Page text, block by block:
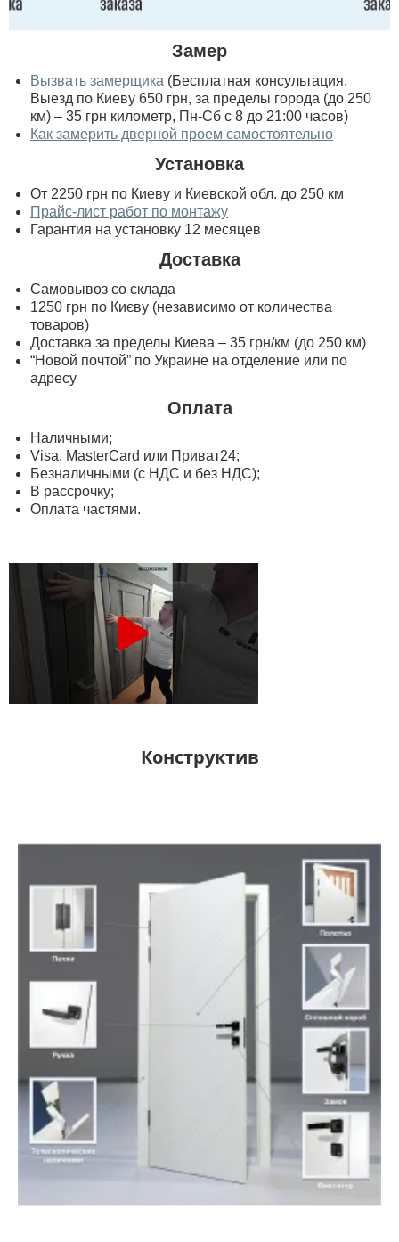
Замер
Вызвать замерщика (Бесплатная консультация.
Выезд по Киеву 650 грн, за пределы города (до 250
км) – 35 грн километр, Пн-Сб с 8 до 21:00 часов)
Как замерить дверной проем самостоятельно
Установка
От 2250 грн по Киеву и Киевской обл. до 250 км
Прайс-лист работ по монтажу
Гарантия на установку 12 месяцев
Доставка
Самовывоз со склада
1250 грн по Києву (независимо от количества
товаров)
Доставка за пределы Киева – 35 грн/км (до 250 км)
“Новой почтой” по Украине на отделение или по
адресу
Оплата
Наличными;
Visa, MasterСard или Приват24;
Безналичными (с НДС и без НДС);
В рассрочку;
Оплата частями.
Конструктив